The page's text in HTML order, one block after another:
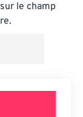
le champ